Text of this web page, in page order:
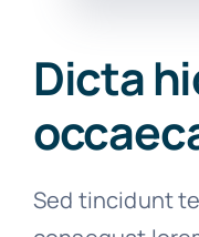
Dicta
Sed tincidunt